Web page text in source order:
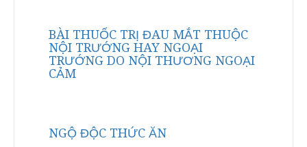
BÀI THUỐC TRỊ ĐAU MẮT THUỘC
NỘI TRƯỚNG HAY NGOẠI
TRƯỚNG DO NỘI THƯƠNG NGOẠI
CẢM
NGỘ ĐỘC THỨC ĂN